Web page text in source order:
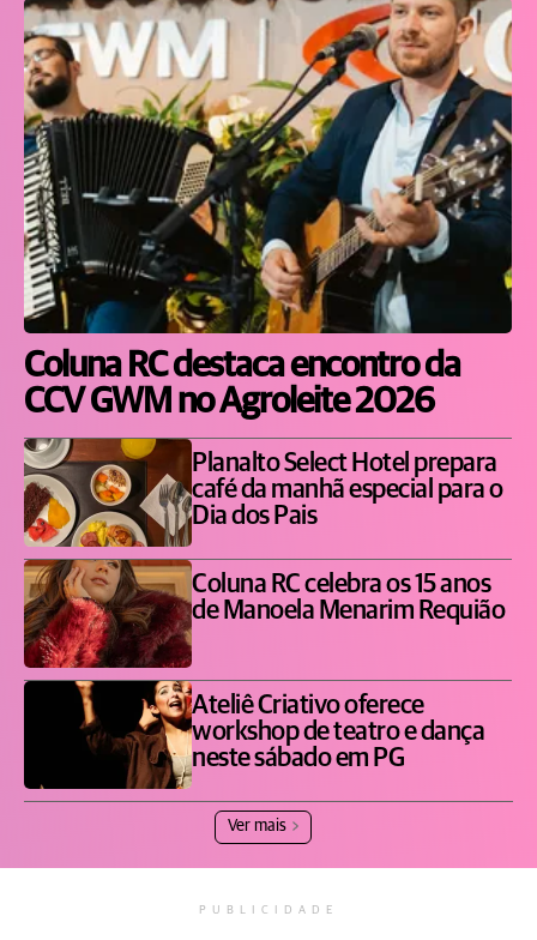
Coluna RC destaca encontro da
CCV GWM no Agroleite 2026
Planalto Select Hotel prepara
café da manhã especial para o
Dia dos Pais
Coluna RC celebra os 15 anos
de Manoela Menarim Requião
Ateliê Criativo oferece
workshop de teatro e dança
neste sábado em PG
Ver mais
PUBLICIDADE